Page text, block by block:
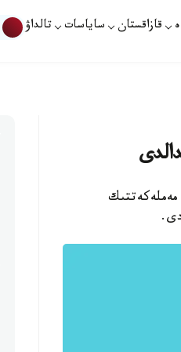
قازاقستان ساياسات تالداۋ